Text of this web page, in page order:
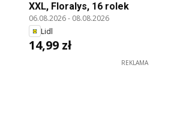
XXL, Floralys, 16 rolek
06.08.2026- 08.08.2026
Lidl
14,99 zł
REKLAMA